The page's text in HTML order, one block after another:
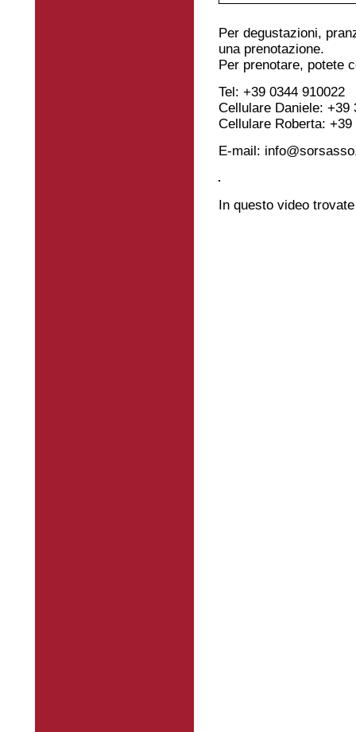
Per degustazioni,
una prenotazione.
Per prenotare, potete
Tel: +39 0344 910022
Cellulare Daniele: +39
Cellulare Roberta: +39
E-mail:
In questo video